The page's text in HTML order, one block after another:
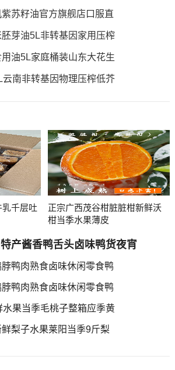
苏籽油官方旗舰店口服直
芽油5L非转基因家用压榨
油5L家庭桶装山东大花生
南非转基因物理压榨低芥
乳千层吐
正宗广西茂谷柑脏脏柑新鲜沃
柑当季水果薄皮
产酱香鸭舌头卤味鸭货夜宵
鸭肉熟食卤味休闲零食鸭
鸭肉熟食卤味休闲零食鸭
果当季毛桃子整箱应季黄
梨子水果莱阳当季9斤梨